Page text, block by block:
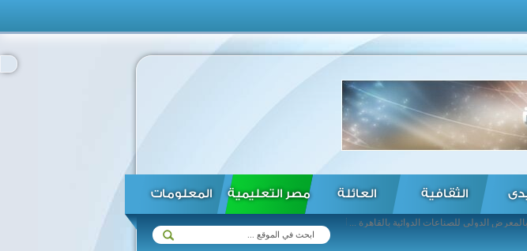
الثقافية العائلة مصر التعليمية المعلومات